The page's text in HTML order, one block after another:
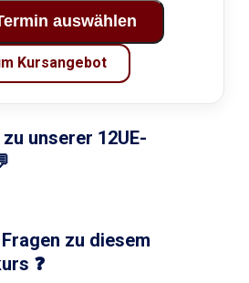
auswählen
Kursangebot
unserer 12UE-
zu diesem
❓